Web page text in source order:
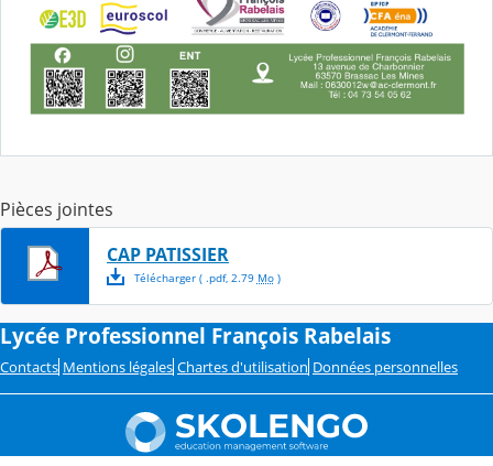
Pièces jointes
CAP PATISSIER
Télécharger( .pdf, 2.79 Mo)
Lycée Professionnel François Rabelais
Contacts Mentions légales Chartes d'utilisation Données personnelles